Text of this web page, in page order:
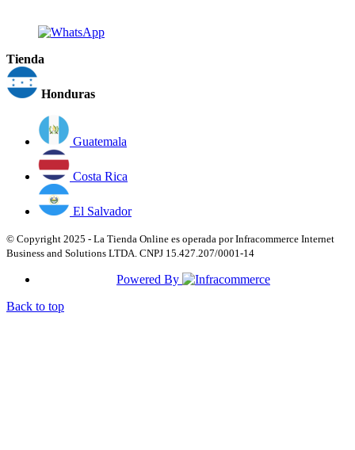
Tienda
Honduras
Guatemala
Costa Rica
El Salvador
© Copyright 2025 - La Tienda Online es operada por Infracommerce Internet
Business and Solutions LTDA. CNPJ 15.427.207/0001-14
Powered By
Back to top